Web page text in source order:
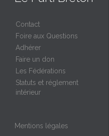
Contact
Foire aux Questions
Adhérer
Faire un don
Les Fédérations
Statuts et réglement
intérieur
Mentions légales